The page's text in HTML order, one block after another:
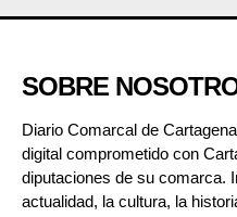
SOBRE
Diario Comarcal de
digital comprometido con
diputaciones de su comarca.
actualidad, la cultura, la